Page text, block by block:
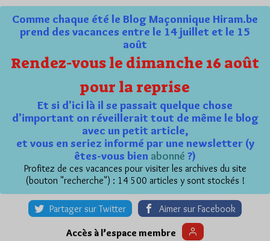
Comme chaque été le Blog Maçonnique Hiram.be
prend des vacances entre le 14 juillet et le 15
août
Rendez-vous le dimanche 16 août
pour la reprise
Et si d'ici là il se passait quelque chose
d'important on réveillerait tout de même le blog
avec un petit article,
et vous en seriez informé par une newsletter (y
êtes-vous bien abonné ?)
Profitez de ces vacances pour visiter les archives du site
(bouton "recherche") : 14 500 articles y sont stockés !
Partager sur Twitter Aimer sur Facebook
Accès à l’espace membre